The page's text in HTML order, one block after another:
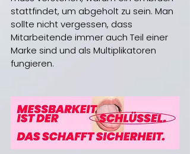
stattfindet, um abgeholt zu sein. Man
sollte nicht vergessen, dass
Mitarbeitende immer auch Teil einer
Marke sind und als Multiplikatoren
fungieren.